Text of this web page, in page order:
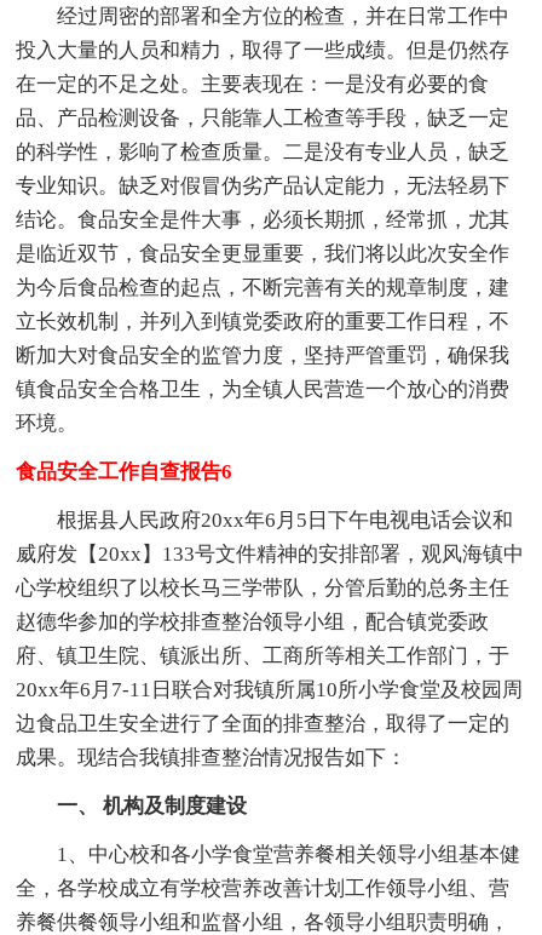
经过周密的部署和全方位的检查，并在日常工作中
投入大量的人员和精力，取得了一些成绩。但是仍然存
在一定的不足之处。主要表现在：一是没有必要的食
品、产品检测设备，只能靠人工检查等手段，缺乏一定
的科学性，影响了检查质量。二是没有专业人员，缺乏
专业知识。缺乏对假冒伪劣产品认定能力，无法轻易下
结论。食品安全是件大事，必须长期抓，经常抓，尤其
是临近双节，食品安全更显重要，我们将以此次安全作
为今后食品检查的起点，不断完善有关的规章制度，建
立长效机制，并列入到镇党委政府的重要工作日程，不
断加大对食品安全的监管力度，坚持严管重罚，确保我
镇食品安全合格卫生，为全镇人民营造一个放心的消费
环境。
食品安全工作自查报告6
根据县人民政府20xx年6月5日下午电视电话会议和
威府发【20xx】133号文件精神的安排部署，观风海镇中
心学校组织了以校长马三学带队，分管后勤的总务主任
赵德华参加的学校排查整治领导小组，配合镇党委政
府、镇卫生院、镇派出所、工商所等相关工作部门，于
20xx年6月7-11日联合对我镇所属10所小学食堂及校园周
边食品卫生安全进行了全面的排查整治，取得了一定的
成果。现结合我镇排查整治情况报告如下：
一、 机构及制度建设
1、中心校和各小学食堂营养餐相关领导小组基本健
全，各学校成立有学校营养改善计划工作领导小组、营
养餐供餐领导小组和监督小组，各领导小组职责明确，